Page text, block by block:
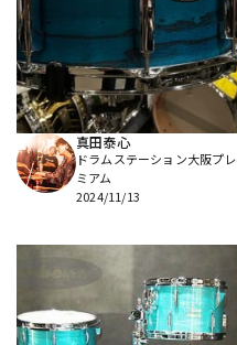
真田泰心
ドラムステーション大阪プレ
ミアム
2024/11/13